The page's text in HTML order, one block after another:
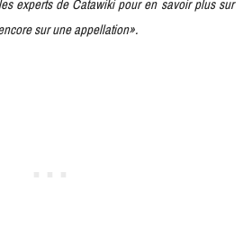
sur une appellation».